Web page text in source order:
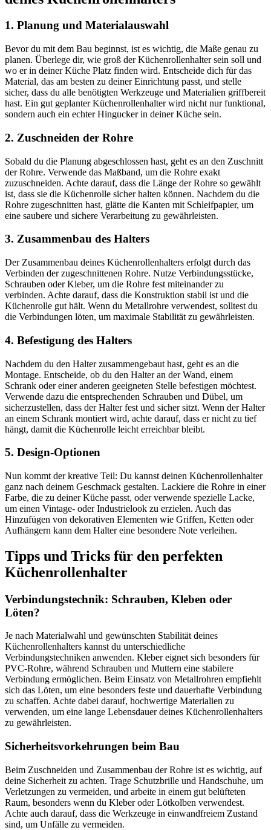
1. Planung und Materialauswahl
Bevor du mit dem Bau beginnst, ist es wichtig, die Maße genau zu
planen. Überlege dir, wie groß der Küchenrollenhalter sein soll und
wo er in deiner Küche Platz finden wird. Entscheide dich für das
Material, das am besten zu deiner Einrichtung passt, und stelle
sicher, dass du alle benötigten Werkzeuge und Materialien griffbereit
hast. Ein gut geplanter Küchenrollenhalter wird nicht nur funktional,
sondern auch ein echter Hingucker in deiner Küche sein.
2. Zuschneiden der Rohre
Sobald du die Planung abgeschlossen hast, geht es an den Zuschnitt
der Rohre. Verwende das Maßband, um die Rohre exakt
zuzuschneiden. Achte darauf, dass die Länge der Rohre so gewählt
ist, dass sie die Küchenrolle sicher halten können. Nachdem du die
Rohre zugeschnitten hast, glätte die Kanten mit Schleifpapier, um
eine saubere und sichere Verarbeitung zu gewährleisten.
3. Zusammenbau des Halters
Der Zusammenbau deines Küchenrollenhalters erfolgt durch das
Verbinden der zugeschnittenen Rohre. Nutze Verbindungsstücke,
Schrauben oder Kleber, um die Rohre fest miteinander zu
verbinden. Achte darauf, dass die Konstruktion stabil ist und die
Küchenrolle gut hält. Wenn du Metallrohre verwendest, solltest du
die Verbindungen löten, um maximale Stabilität zu gewährleisten.
4. Befestigung des Halters
Nachdem du den Halter zusammengebaut hast, geht es an die
Montage. Entscheide, ob du den Halter an der Wand, einem
Schrank oder einer anderen geeigneten Stelle befestigen möchtest.
Verwende dazu die entsprechenden Schrauben und Dübel, um
sicherzustellen, dass der Halter fest und sicher sitzt. Wenn der Halter
an einem Schrank montiert wird, achte darauf, dass er nicht zu tief
hängt, damit die Küchenrolle leicht erreichbar bleibt.
5. Design-Optionen
Nun kommt der kreative Teil: Du kannst deinen Küchenrollenhalter
ganz nach deinem Geschmack gestalten. Lackiere die Rohre in einer
Farbe, die zu deiner Küche passt, oder verwende spezielle Lacke,
um einen Vintage- oder Industrielook zu erzielen. Auch das
Hinzufügen von dekorativen Elementen wie Griffen, Ketten oder
Aufhängern kann dem Halter eine besondere Note verleihen.
Tipps und Tricks für den perfekten
Küchenrollenhalter
Verbindungstechnik: Schrauben, Kleben oder
Löten?
Je nach Materialwahl und gewünschten Stabilität deines
Küchenrollenhalters kannst du unterschiedliche
Verbindungstechniken anwenden. Kleber eignet sich besonders für
PVC-Rohre, während Schrauben und Muttern eine stabilere
Verbindung ermöglichen. Beim Einsatz von Metallrohren empfiehlt
sich das Löten, um eine besonders feste und dauerhafte Verbindung
zu schaffen. Achte dabei darauf, hochwertige Materialien zu
verwenden, um eine lange Lebensdauer deines Küchenrollenhalters
zu gewährleisten.
Sicherheitsvorkehrungen beim Bau
Beim Zuschneiden und Zusammenbau der Rohre ist es wichtig, auf
deine Sicherheit zu achten. Trage Schutzbrille und Handschuhe, um
Verletzungen zu vermeiden, und arbeite in einem gut belüfteten
Raum, besonders wenn du Kleber oder Lötkolben verwendest.
Achte auch darauf, dass die Werkzeuge in einwandfreiem Zustand
sind, um Unfälle zu vermeiden.